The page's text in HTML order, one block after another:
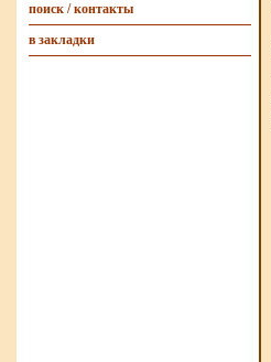
поиск / контакты
в закладки